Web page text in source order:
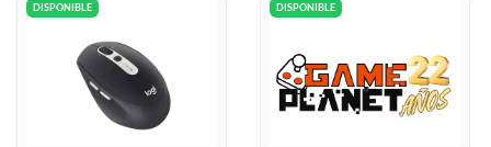
DISPONIBLE DISPONIBLE